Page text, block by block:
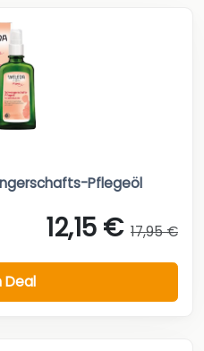
Pflegeöl
12,15 € 17,95 €
Deal